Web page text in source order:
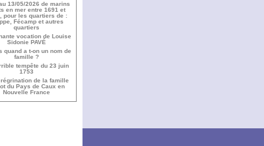
13/05/2026 de marins
en mer entre 1691 et
pour les quartiers de :
Fécamp et autres
quartiers
vocation de Louise
Sidonie PAVÉ
quand a t-on un nom de
famille ?
tempête du 23 juin
1753
de la famille
du Pays de Caux en
Nouvelle France